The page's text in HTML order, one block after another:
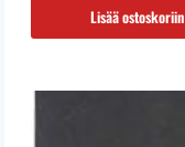
Lisää ostoskoriin